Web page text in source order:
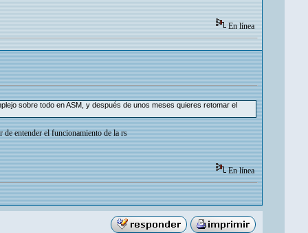
En línea
sobre todo en ASM, y después de unos meses quieres retomar el
de entender el funcionamiento de la rs
En línea